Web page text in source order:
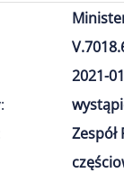
2021-